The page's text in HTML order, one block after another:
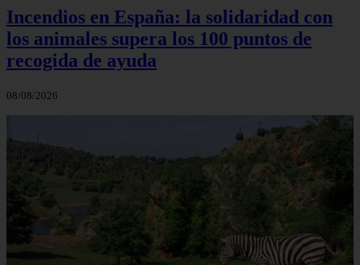
Incendios en España: la solidaridad con
los animales supera los 100 puntos de
recogida de ayuda
08/08/2026